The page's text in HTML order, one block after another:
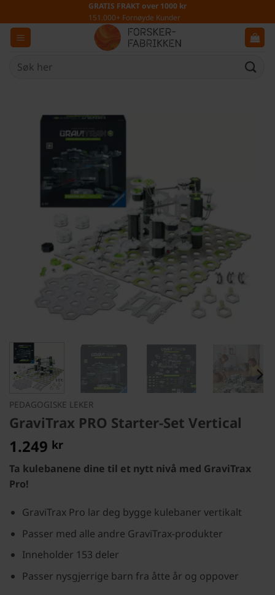
to
content
GRATIS FRAKT over 1000 kr
151.000+ Fornøyde Kunder
Søk
PEDAGOGISKE LEKER
GraviTrax PRO Starter-Set Vertical
1.249 kr
Ta kulebanene dine til et nytt nivå med GraviTrax
Pro!
GraviTrax Pro lar deg bygge kulebaner vertikalt
Passer med alle andre GraviTrax-produkter
Inneholder 153 deler
Passer nysgjerrige barn fra åtte år og oppover